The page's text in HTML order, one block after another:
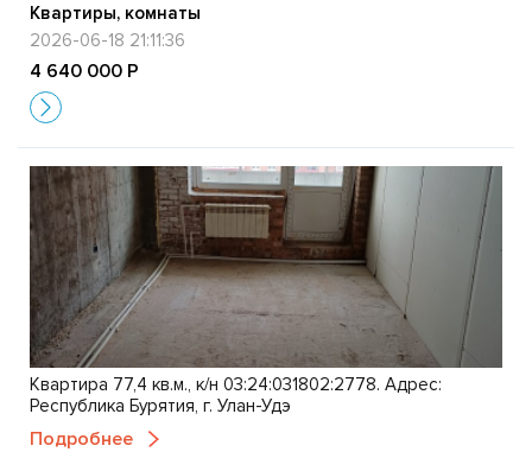
Квартиры, комнаты
2026-06-18 21:11:36
4 640 000 Р
Квартира 77,4 кв.м., к/н 03:24:031802:2778. Адрес:
Республика Бурятия, г. Улан-Удэ
Подробнее